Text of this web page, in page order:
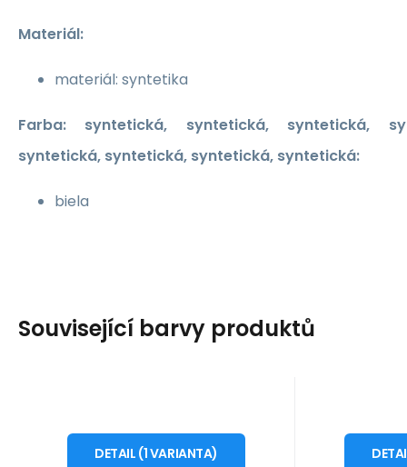
Materiál:
materiál: syntetika
Farba: syntetická, syntetická, syntetická,
syntetická, syntetická, syntetická, syntetická:
biela
Související barvy produktů
Dámske topánky
Squince W 242842-
od54.17EUR
36
DETAIL (1VARIANTA)
Kappa Squince W 242842-
od
Kappa